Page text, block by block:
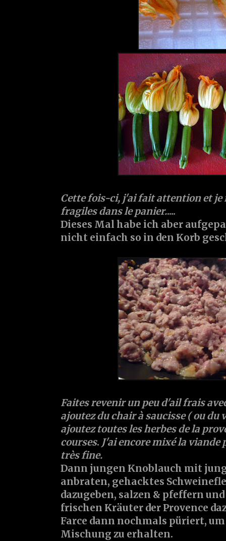
Cette fois-ci, j'ai fait attention et je
fragiles dans le panier.....
Dieses Mal habe ich aber
nicht einfach so in den Korb
Faites revenir un peu d'ail frais
ajoutez du chair à saucisse ( ou du
ajoutez toutes les herbes de la
courses. J'ai encore mixé la
très fine.
Dann jungen Knoblauch mit
anbraten, gehacktes
dazugeben, salzen & pfeffern
frischen Kräuter der Provence
Farce dann nochmals püriert,
Mischung zu erhalten.